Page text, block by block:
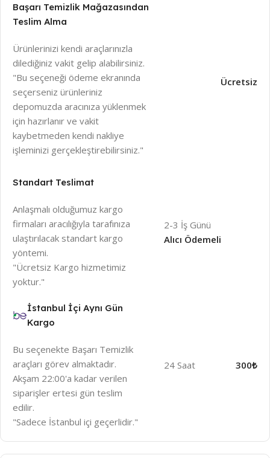
Başarı Temizlik Mağazasından
Teslim Alma
Ürünlerinizi kendi araçlarınızla
dilediğiniz vakit gelip alabilirsiniz.
"Bu seçeneği ödeme ekranında
seçerseniz ürünleriniz
depomuzda aracınıza yüklenmek
için hazırlanır ve vakit
kaybetmeden kendi nakliye
işleminizi gerçekleştirebilirsiniz."
Ücretsiz
Standart Teslimat
Anlaşmalı olduğumuz kargo
firmaları aracılığıyla tarafınıza
ulaştırılacak standart kargo
yöntemi.
"Ücretsiz Kargo hizmetimiz
yoktur."
2-3 İş Günü
Alıcı Ödemeli
İstanbul İçi Aynı Gün
Kargo
Bu seçenekte Başarı Temizlik
araçları görev almaktadır.
Akşam 22:00'a kadar verilen
siparişler ertesi gün teslim
edilir.
"Sadece İstanbul içi geçerlidir."
24 Saat 300₺